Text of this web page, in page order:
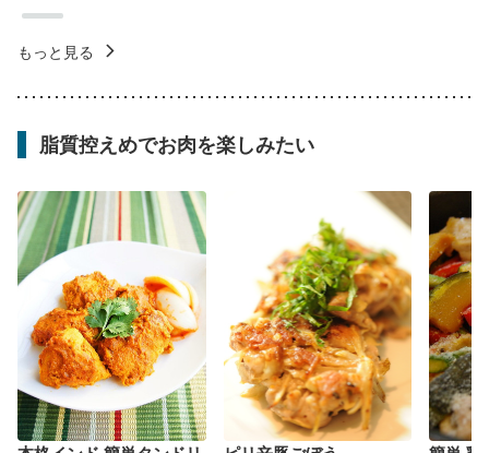
もっと見る
脂質控えめでお肉を楽しみたい